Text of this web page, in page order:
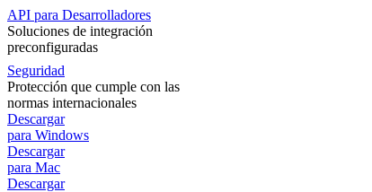
API para Desarrolladores
Soluciones de integración
preconfiguradas
Seguridad
Protección que cumple con las
normas internacionales
Descargar
para Windows
Descargar
para Mac
Descargar